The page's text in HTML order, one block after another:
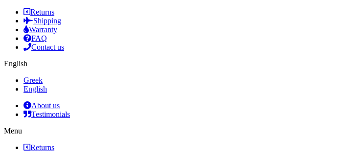
Returns
Shipping
Warranty
FAQ
Contact us
English
Greek
English
About us
Testimonials
Menu
Returns